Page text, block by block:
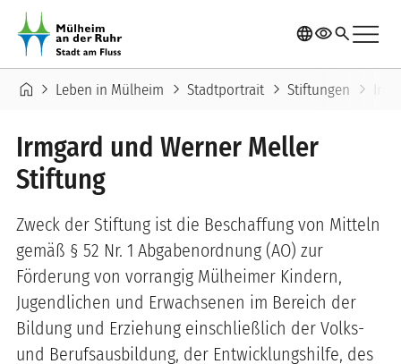
Direkt zum Inhalt
languagevisibilitysearchmenu
Pfadnavigation
home chevron_right Leben in Mülheim chevron_right Stadtportrait chevron_right Stiftungen chevron_right
Irmgard und Werner Meller
Stiftung
Zweck der Stiftung ist die Beschaffung von Mitteln
gemäß § 52 Nr. 1 Abgabenordnung (AO) zur
Förderung von vorrangig Mülheimer Kindern,
Jugendlichen und Erwachsenen im Bereich der
Bildung und Erziehung einschließlich der Volks-
und Berufsausbildung, der Entwicklungshilfe, des